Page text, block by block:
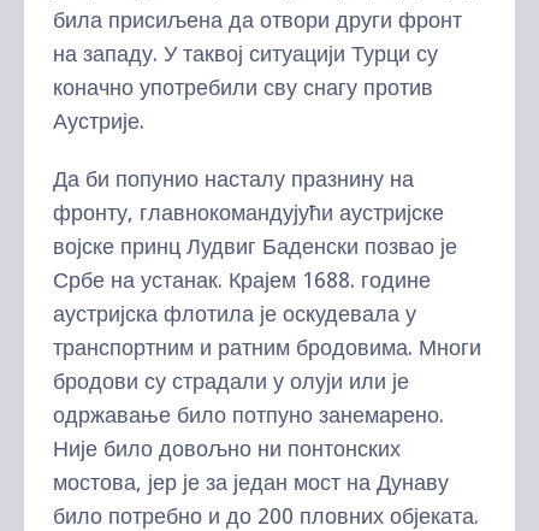
била присиљена да отвори други фронт
на западу. У таквој ситуацији Турци су
коначно употребили сву снагу против
Аустрије.
Да би попунио насталу празнину на
фронту, главнокомандујући аустријске
војске принц Лудвиг Баденски позвао је
Србе на устанак. Крајем 1688. године
аустријска флотила је оскудевала у
транспортним и ратним бродовима. Многи
бродови су страдали у олуји или је
одржавање било потпуно занемарено.
Није било довољно ни понтонских
мостова, јер је за један мост на Дунаву
било потребно и до 200 пловних објеката.